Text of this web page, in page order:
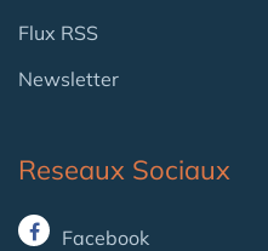
Flux RSS
Newsletter
Reseaux Sociaux
Facebook